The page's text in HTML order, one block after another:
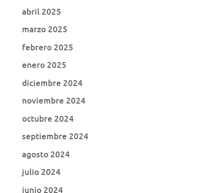
abril 2025
marzo 2025
febrero 2025
enero 2025
diciembre 2024
noviembre 2024
octubre 2024
septiembre 2024
agosto 2024
julio 2024
junio 2024